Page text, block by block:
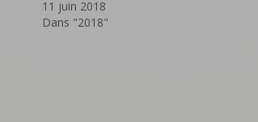
11 juin 2018
Dans "2018"